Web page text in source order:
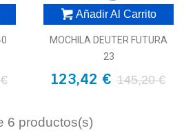
Añadir Al Carrito
MOCHILA DEUTER FUTURA
23
123,42 € 145,20 €
6 productos(s)